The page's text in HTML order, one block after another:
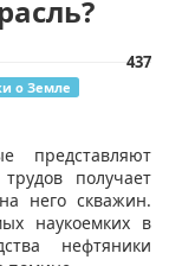
437
о Земле
представляют
получает
него скважин.
наукоемких в
нефтяники